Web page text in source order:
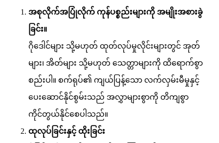
အစုလိုက်အပြုံလိုက် ကုန်ပစ္စည်းများကို အမျိုးအစားခွဲ
ခြင်း။
ဂိုဒေါင်များ သို့မဟုတ် ထုတ်လုပ်မှုလိုင်းများတွင် အုတ်
များ၊ အိတ်များ သို့မဟုတ် သေတ္တာများကို ထိရောက်စွာ
စည်းပါ။ စက်ရုပ်၏ ကျယ်ပြန့်သော လက်လှမ်းမီမှုနှင့်
ပေးဆောင်နိုင်စွမ်းသည် အလွှာများစွာကို တိကျစွာ
ကိုင်တွယ်နိုင်စေပါသည်။
ထုလုပ်ခြင်းနှင့် ထိုးခြင်း